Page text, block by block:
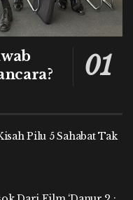
Pilu 5 Sahabat Tak